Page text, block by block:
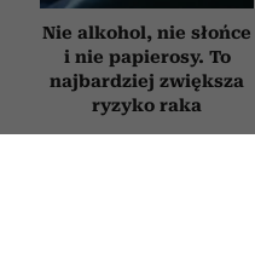
Nie alkohol, nie słońce
i nie papierosy. To
najbardziej zwiększa
ryzyko raka